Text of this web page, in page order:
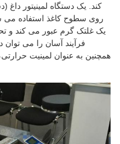
کند. یک دستگاه لمینیتور
یک غلتک گرم عبور می کند و
فرآیند آسان را می توان
همچنین به عنوان لمینیت